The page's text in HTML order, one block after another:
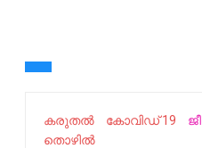
കരുതൽ കോവിഡ് 19
തൊഴിൽ